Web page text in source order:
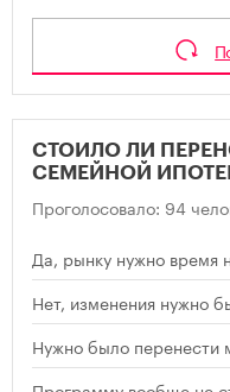
СТОИЛО ЛИ
СЕМЕЙНОЙ
Проголосовало: 94
Да, рынку нужно время
Нет, изменения нужно
Нужно было перенести